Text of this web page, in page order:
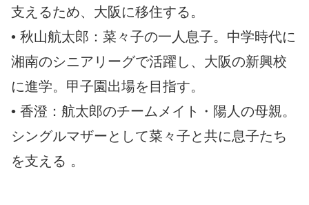
支えるため、大阪に移住する。
• 秋山航太郎：菜々子の一人息子。中学時代に
湘南のシニアリーグで活躍し、大阪の新興校
に進学。甲子園出場を目指す。
• 香澄：航太郎のチームメイト・陽人の母親。
シングルマザーとして菜々子と共に息子たち
を支える 。